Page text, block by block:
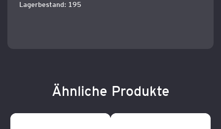
Lagerbestand: 195
Ähnliche Produkte